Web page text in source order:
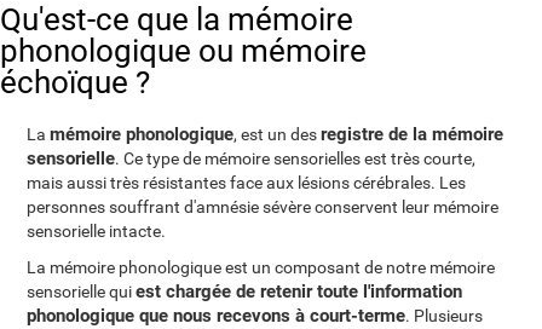
Qu'est-ce que la mémoire
phonologique ou mémoire
échoïque ?
Lamémoire phonologique, est un desregistre de la mémoire
sensorielle. Ce type de mémoire sensorielles est très courte,
mais aussi très résistantes face aux lésions cérébrales. Les
personnes souffrant d'amnésie sévère conservent leur mémoire
sensorielle intacte.
La mémoire phonologique est un composant de notre mémoire
sensorielle quiest chargée de retenir toute l'information
phonologique que nous recevons à court-terme. Plusieurs